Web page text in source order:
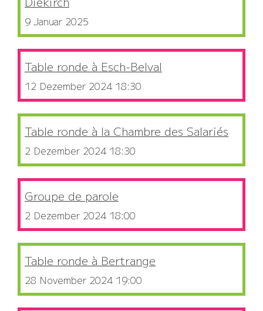
9 Januar 2025
Table ronde à Esch-Belval
12 Dezember 2024 18:30
Table ronde à la Chambre des Salariés
2 Dezember 2024 18:30
Groupe de parole
2 Dezember 2024 18:00
Table ronde à Bertrange
28 November 2024 19:00